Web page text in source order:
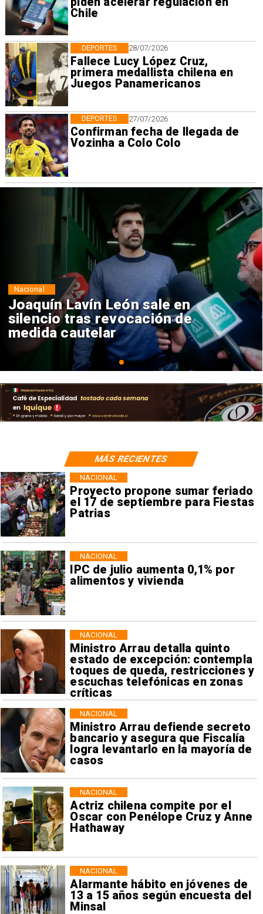
Chile
28/07/2026
Fallece Lucy López Cruz,
primera medallista chilena en
Juegos Panamericanos
DEPORTES
27/07/2026
Confirman fecha de llegada de
Vozinha a Colo Colo
DEPORTES
Chile y Venezuela formalizan
reinicio de relaciones
consulares
Nacional
Proyecto propone sumar feriado
el 17 de septiembre para Fiestas
Patrias
NACIONAL
IPC de julio aumenta 0,1% por
alimentos y vivienda
NACIONAL
Ministro Arrau detalla quinto
estado de excepción: contempla
toques de queda, restricciones y
escuchas telefónicas en zonas
críticas
NACIONAL
Ministro Arrau defiende secreto
bancario y asegura que Fiscalía
logra levantarlo en la mayoría de
casos
NACIONAL
Actriz chilena compite por el
Oscar con Penélope Cruz y Anne
Hathaway
NACIONAL
Alarmante hábito en jóvenes de
13 a 15 años según encuesta del
Minsal
NACIONAL
MÁS RECIENTES